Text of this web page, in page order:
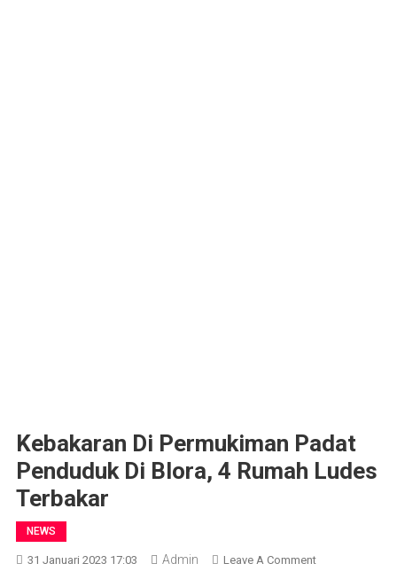
Kebakaran Di Permukiman Padat
Penduduk Di Blora, 4 Rumah Ludes
Terbakar
NEWS
31 Januari 2023 17:03 Admin Leave A CommentOn